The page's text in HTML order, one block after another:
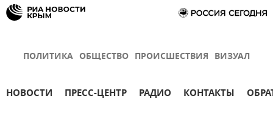
ПОЛИТИКА ОБЩЕСТВО ПРОИСШЕСТВИЯ ВИЗУАЛ
НОВОСТИ ПРЕСС-ЦЕНТР РАДИО КОНТАКТЫ